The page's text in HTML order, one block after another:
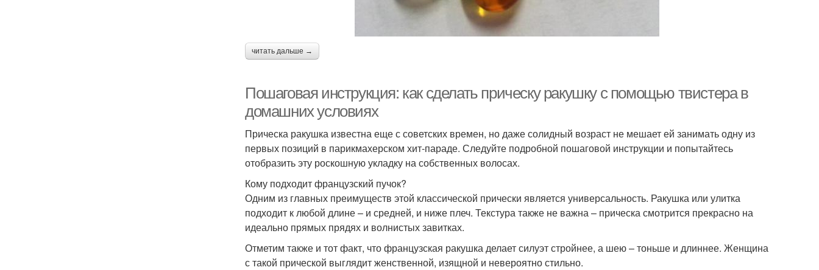
читать дальше →
Пошаговая инструкция: как сделать прическу ракушку с помощью твистера в
домашних условиях
Прическа ракушка известна еще с советских времен, но даже солидный возраст не мешает ей занимать одну из
первых позиций в парикмахерском хит-параде. Следуйте подробной пошаговой инструкции и попытайтесь
отобразить эту роскошную укладку на собственных волосах.
Кому подходит французский пучок?
Одним из главных преимуществ этой классической прически является универсальность. Ракушка или улитка
подходит к любой длине – и средней, и ниже плеч. Текстура также не важна – прическа смотрится прекрасно на
идеально прямых прядях и волнистых завитках.
Отметим также и тот факт, что французская ракушка делает силуэт стройнее, а шею – тоньше и длиннее. Женщина
с такой прической выглядит женственной, изящной и невероятно стильно.